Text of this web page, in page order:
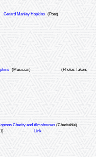
Gerard Manley Hopkins (Poet)
(Musician)
(Photos Taken:
Charity and Almshouses (Charitable)
Link